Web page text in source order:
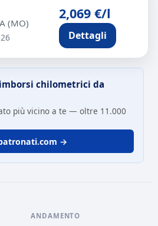
(MO)
2,069 €/l
Dettagli
chilometrici da
più vicino a te — oltre 11.000
→
ANDAMENTO